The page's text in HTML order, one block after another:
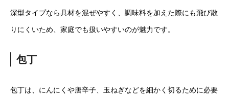
深型タイプなら具材を混ぜやすく、調味料を加えた際にも飛び散
りにくいため、家庭でも扱いやすいのが魅力です。
包丁
包丁は、にんにくや唐辛子、玉ねぎなどを細かく切るために必要